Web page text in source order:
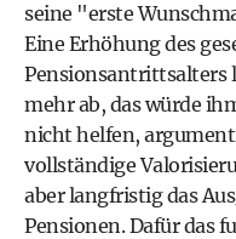
seine "erste
Eine Erhöhung des
Pensionsantrittsalters
mehr ab, das würde
nicht helfen,
vollständige
aber langfristig das
Pensionen. Dafür das